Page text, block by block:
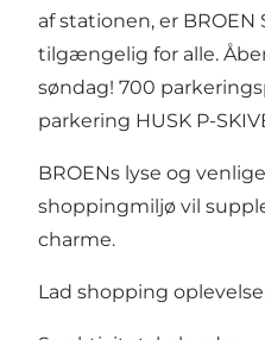
af stationen, er
tilgængelig for alle.
søndag! 700
parkering HUSK P-
BROENs lyse og
shoppingmiljø vil
charme.
Lad shopping